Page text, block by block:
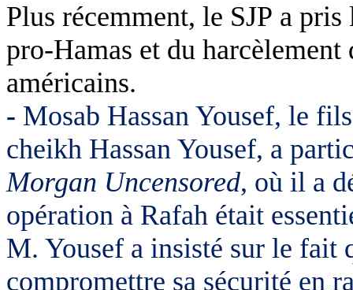
Plus récemment, le SJP a
pro-Hamas et du
américains.
- Mosab Hassan Yousef, le
cheikh Hassan Yousef, a
Morgan Uncensored, où il a
opération à Rafah était
M. Yousef a insisté sur le fait
compromettre sa sécurité en